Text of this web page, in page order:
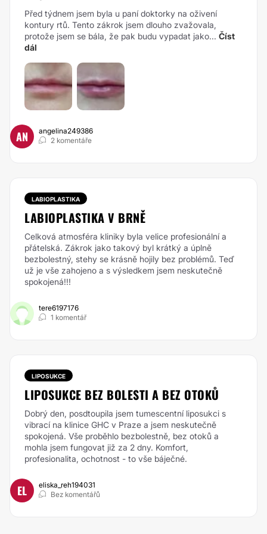
Před týdnem jsem byla u paní doktorky na oživení
kontury rtů. Tento zákrok jsem dlouho zvažovala,
protože jsem se bála, že pak budu vypadat jako... Číst
dál
AN
angelina249386
2 komentáře
LABIOPLASTIKA
LABIOPLASTIKA V BRNĚ
Celková atmosféra kliniky byla velice profesionální a
přátelská. Zákrok jako takový byl krátký a úplně
bezbolestný, stehy se krásně hojily bez problémů. Teď
už je vše zahojeno a s výsledkem jsem neskutečně
spokojená!!!
tere6197176
1 komentář
LIPOSUKCE
LIPOSUKCE BEZ BOLESTI A BEZ OTOKŮ
Dobrý den, posdtoupila jsem tumescentní liposukci s
vibrací na klinice GHC v Praze a jsem neskutečně
spokojená. Vše proběhlo bezbolestně, bez otoků a
mohla jsem fungovat již za 2 dny. Komfort,
profesionalita, ochotnost - to vše báječné.
EL
eliska_reh194031
Bez komentářů